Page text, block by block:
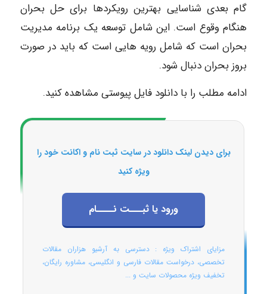
گام بعدی شناسایی بهترین رویکردها برای حل بحران
هنگام وقوع است. این شامل توسعه یک برنامه مدیریت
بحران است که شامل رویه هایی است که باید در صورت
بروز بحران دنبال شود.
ادامه مطلب را با دانلود فایل پیوستی مشاهده کنید.
برای دیدن لینک دانلود در سایت ثبت نام و اکانت خود را
ویژه کنید
ورود یا ثبـــت نــــام
مزایای اشتراک ویژه : دسترسی به آرشیو هزاران مقالات
تخصصی، درخواست مقالات فارسی و انگلیسی، مشاوره رایگان،
تخفیف ویژه محصولات سایت و ...